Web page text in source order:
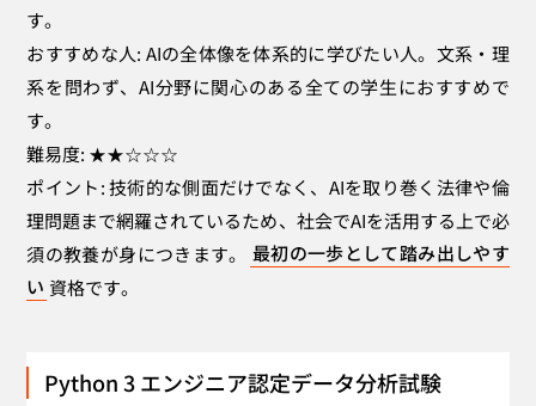
す。
おすすめな人: AIの全体像を体系的に学びたい人。文系・理
系を問わず、AI分野に関心のある全ての学生におすすめで
す。
難易度: ★★☆☆☆
ポイント: 技術的な側面だけでなく、AIを取り巻く法律や倫
理問題まで網羅されているため、社会でAIを活用する上で必
須の教養が身につきます。
最初の一歩として踏み出しやす
い 資格です。
Python 3 エンジニア認定データ分析試験